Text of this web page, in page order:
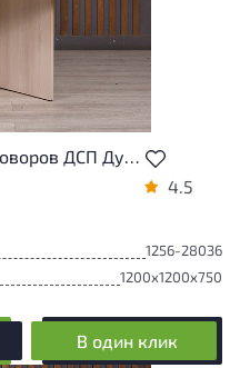
к новому,
Стол для переговоров ДСП Дуб Россия
4.5
1256-28036
1200x1200x750
В один клик